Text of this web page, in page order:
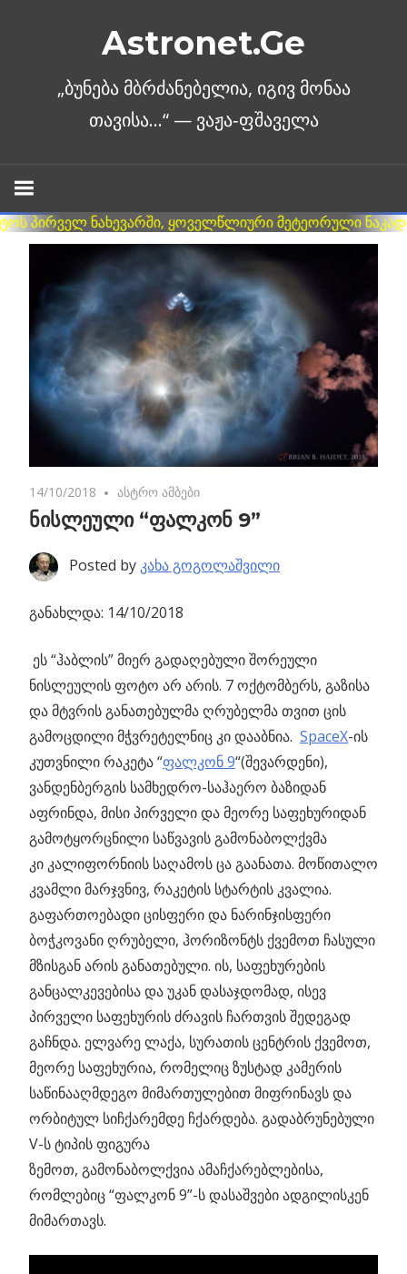
Astronet.Ge
14/10/2018 No comments
ასტრო ამბები
ნისლეული “ფალკონ 9”
Posted by კახა გოგოლაშვილი
განახლდა: 14/10/2018
ეს “ჰაბლის” მიერ გადაღებული შორეული
ნისლეულის ფოტო არ არის. 7 ოქტომბერს, გაზისა
და მტვრის განათებულმა ღრუბელმა თვით ცის
გამოცდილი მჭვრეტელნიც კი დააბნია. SpaceX-ის
კუთვნილი რაკეტა “ფალკონ 9“(შევარდენი),
ვანდენბერგის სამხედრო-საჰაერო ბაზიდან
აფრინდა, მისი პირველი და მეორე საფეხურიდან
გამოტყორცნილი საწვავის გამონაბოლქვმა
კი კალიფორნიის საღამოს ცა გაანათა. მოწითალო
კვამლი მარჯვნივ, რაკეტის სტარტის კვალია.
გაფართოებადი ცისფერი და ნარინჯისფერი
ბოჭკოვანი ღრუბელი, ჰორიზონტს ქვემოთ ჩასული
მზისგან არის განათებული. ის, საფეხურების
განცალკევებისა და უკან დასაჯდომად, ისევ
პირველი საფეხურის ძრავის ჩართვის შედეგად
გაჩნდა. ელვარე ლაქა, სურათის ცენტრის ქვემოთ,
მეორე საფეხურია, რომელიც ზუსტად კამერის
საწინააღმდეგო მიმართულებით მიფრინავს და
ორბიტულ სიჩქარემდე ჩქარდება. გადაბრუნებული
V-ს ტიპის ფიგურა
ზემოთ, გამონაბოლქვია ამაჩქარებლებისა,
რომლებიც “ფალკონ 9”-ს დასაშვები ადგილისკენ
მიმართავს.